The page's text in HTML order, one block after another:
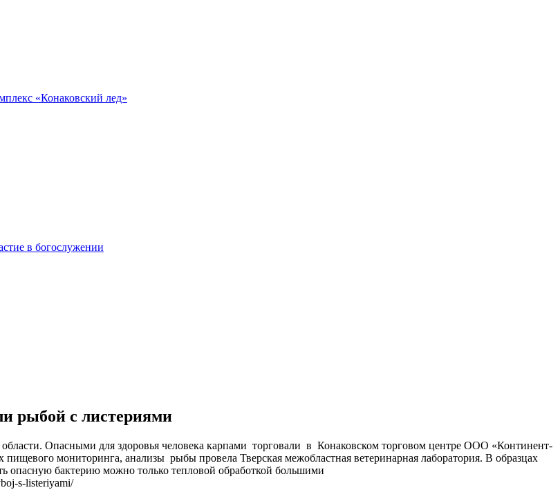
«Конаковский лед»
в богослужении
рыбой с листериями
Опасными для здоровья человека карпами торговали в Конаковском торговом центре ООО «Континент-
пищевого мониторинга, анализы рыбы провела Тверская межобластная ветеринарная лаборатория. В образцах
опасную бактерию можно только тепловой обработкой большими
s-listeriyami/